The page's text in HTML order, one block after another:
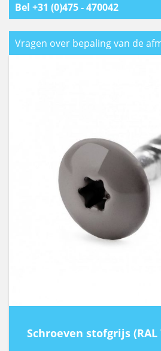
Bel +31 (0)475 - 470042
Vragen over bepaling van de
Schroeven stofgrijs (RAL